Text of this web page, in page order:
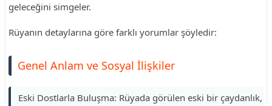
geleceğini simgeler.
Rüyanın detaylarına göre farklı yorumlar şöyledir:
Genel Anlam ve Sosyal İlişkiler
Eski Dostlarla Buluşma: Rüyada görülen eski bir çaydanlık,